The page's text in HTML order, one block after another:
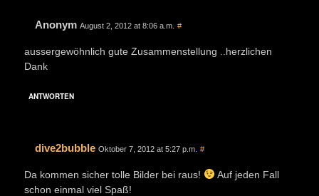
Anonym August 2, 2012 at 8:06 a.m. #
aussergewöhnlich gute Zusammenstellung ..herzlichen
Dank
ANTWORTEN
dive2bubble Oktober 7, 2012 at 5:27 p.m. #
Da kommen sicher tolle Bilder bei raus!
Auf jeden Fall
schon einmal viel Spaß!